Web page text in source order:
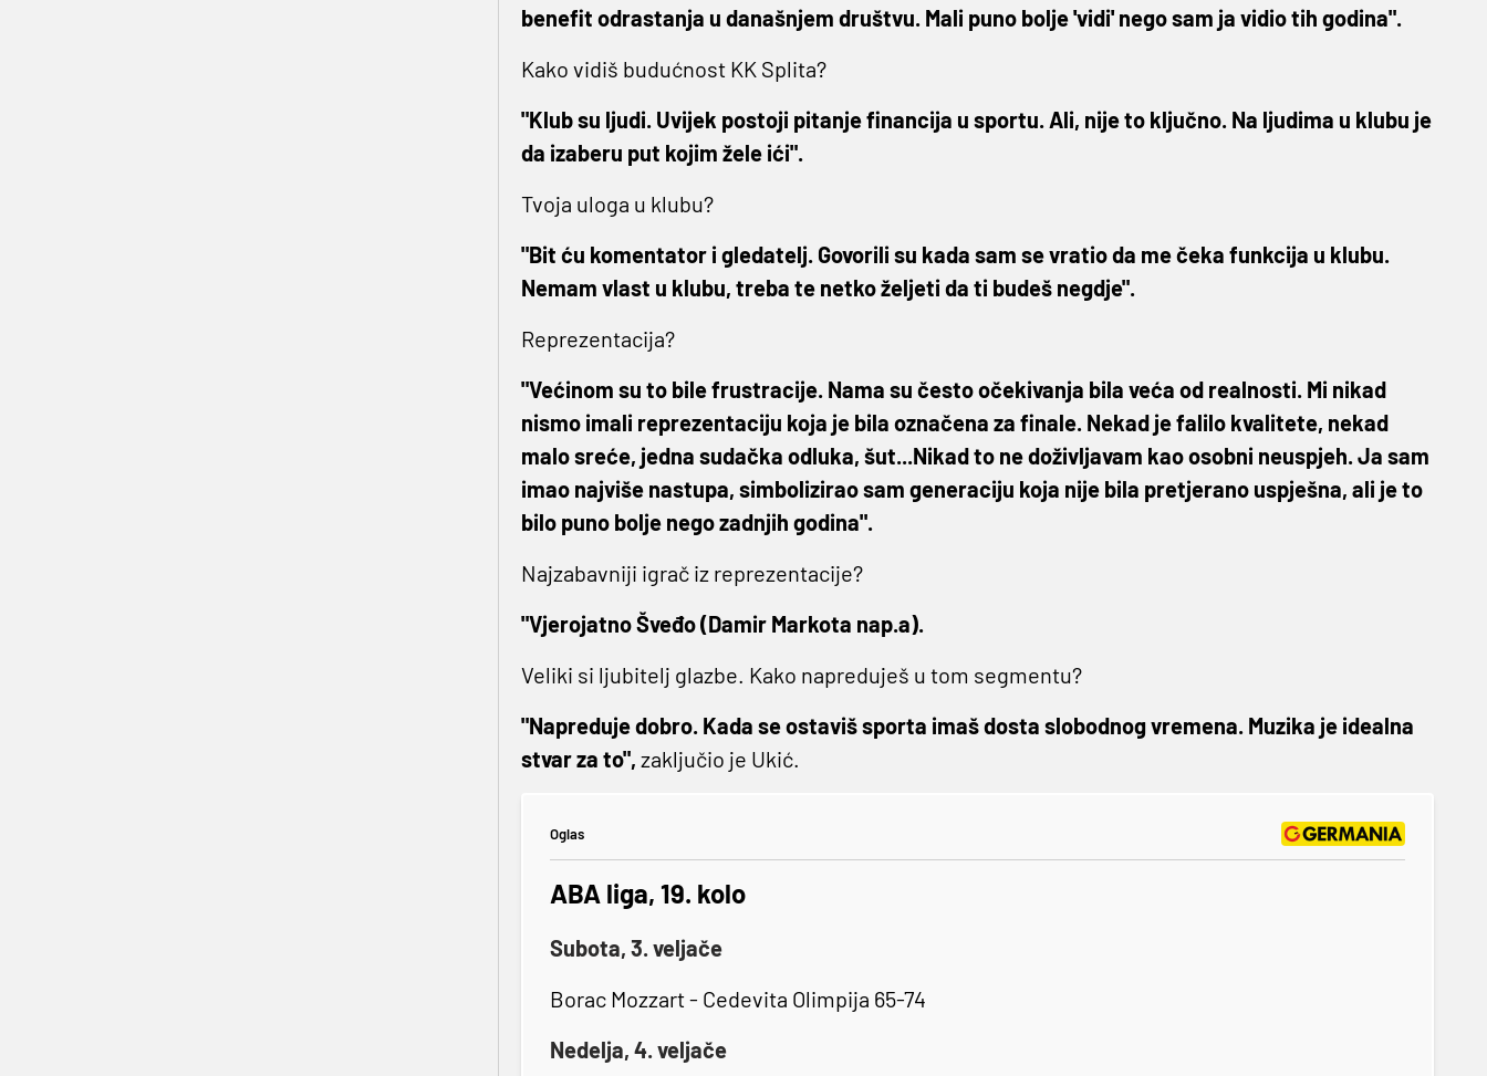
benefit odrastanja u današnjem društvu. Mali puno bolje 'vidi' nego sam ja vidio tih godina".
Kako vidiš budućnost KK Splita?
"Klub su ljudi. Uvijek postoji pitanje financija u sportu. Ali, nije to ključno. Na ljudima u klubu je
da izaberu put kojim žele ići".
Tvoja uloga u klubu?
"Bit ću komentator i gledatelj. Govorili su kada sam se vratio da me čeka funkcija u klubu.
Nemam vlast u klubu, treba te netko željeti da ti budeš negdje".
Reprezentacija?
"Većinom su to bile frustracije. Nama su često očekivanja bila veća od realnosti. Mi nikad
nismo imali reprezentaciju koja je bila označena za finale. Nekad je falilo kvalitete, nekad
malo sreće, jedna sudačka odluka, šut...Nikad to ne doživljavam kao osobni neuspjeh. Ja sam
imao najviše nastupa, simbolizirao sam generaciju koja nije bila pretjerano uspješna, ali je to
bilo puno bolje nego zadnjih godina".
Najzabavniji igrač iz reprezentacije?
"Vjerojatno Šveđo (Damir Markota nap.a).
Veliki si ljubitelj glazbe. Kako napreduješ u tom segmentu?
"Napreduje dobro. Kada se ostaviš sporta imaš dosta slobodnog vremena. Muzika je idealna
stvar za to", zaključio je Ukić.
Oglas
ABA liga, 19. kolo
Subota, 3. veljače
Borac Mozzart - Cedevita Olimpija 65-74
Nedelja, 4. veljače